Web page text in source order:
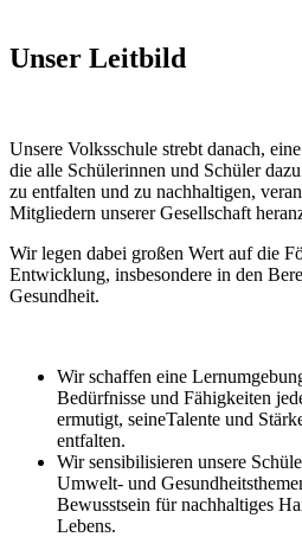
Unser Leitbild
Unsere Volksschule strebt danach,
die alle Schülerinnen und Schüler
zu entfalten und zu nachhaltigen,
Mitgliedern unserer Gesellschaft
Wir legen dabei großen Wert auf die
Entwicklung, insbesondere in den
Gesundheit.
Wir schaffen eine
Bedürfnisse und Fähigkeiten
ermutigt, seineTalente und
entfalten.
Wir sensibilisieren unsere
Umwelt- und
Bewusstsein für nachhaltiges
Lebens.